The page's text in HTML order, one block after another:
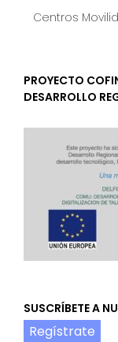
Centros
PROYECTO
DESARROLLO
SUSCRÍBETE A
Regístrate